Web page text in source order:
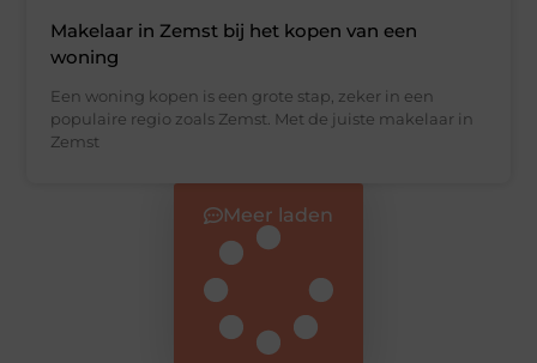
Makelaar in Zemst bij het kopen van een
woning
Een woning kopen is een grote stap, zeker in een
populaire regio zoals Zemst. Met de juiste makelaar in
Zemst
Meer laden